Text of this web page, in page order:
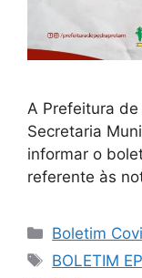
A Prefeitura
Secretaria
informar o
referente às
Boletim
BOLETIM